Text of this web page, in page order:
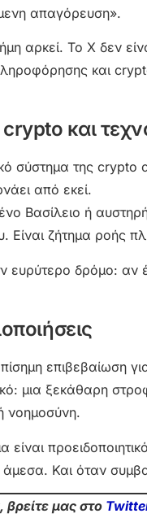
απαγόρευση».
αρκεί. Το X δεν
και
crypto και
σύστημα της
από εκεί.
Βασίλειο ή
Είναι ζήτημα ροής
δρόμο: αν
επιβεβαίωση
μια ξεκάθαρη
νοημοσύνη.
άμεσα. Και όταν
μας στο